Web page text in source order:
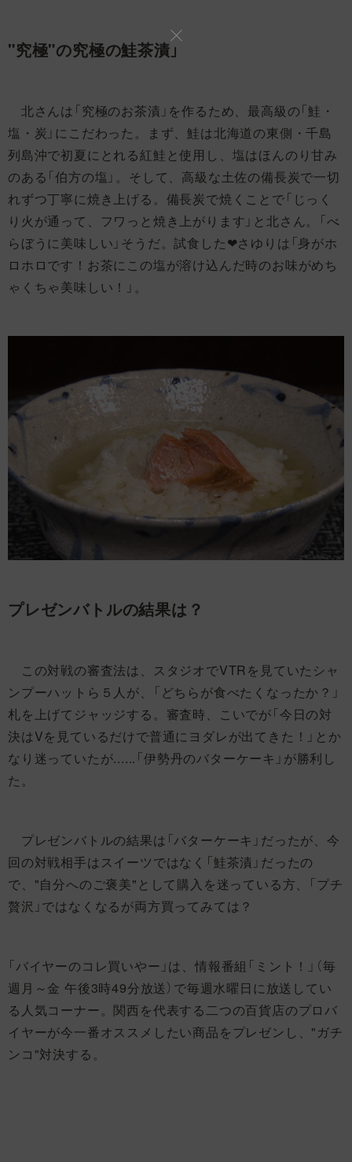
"究極"の究極の鮭茶漬」
北さんは「究極のお茶漬」を作るため、最高級の「鮭・
塩・炭」にこだわった。まず、鮭は北海道の東側・千島
列島沖で初夏にとれる紅鮭と使用し、塩はほんのり甘み
のある「伯方の塩」。そして、高級な土佐の備長炭で一切
れずつ丁寧に焼き上げる。備長炭で焼くことで「じっく
り火が通って、フワっと焼き上がります」と北さん。「べ
らぼうに美味しい」そうだ。試食した❤さゆりは「身がホ
ロホロです！お茶にこの塩が溶け込んだ時のお味がめち
ゃくちゃ美味しい！」。
プレゼンバトルの結果は？
この対戦の審査法は、スタジオでVTRを見ていたシャ
ンプーハットら５人が、「どちらが食べたくなったか？」
札を上げてジャッジする。審査時、こいでが「今日の対
決はVを見ているだけで普通にヨダレが出てきた！」とか
なり迷っていたが......「伊勢丹のバターケーキ」が勝利し
た。
プレゼンバトルの結果は「バターケーキ」だったが、今
回の対戦相手はスイーツではなく「鮭茶漬」だったの
で、"自分へのご褒美"として購入を迷っている方、「プチ
贅沢」ではなくなるが両方買ってみては？
「バイヤーのコレ買いやー」は、情報番組「ミント！」（毎
週月～金 午後3時49分放送）で毎週水曜日に放送してい
る人気コーナー。関西を代表する二つの百貨店のプロバ
イヤーが今一番オススメしたい商品をプレゼンし、"ガチ
ンコ"対決する。